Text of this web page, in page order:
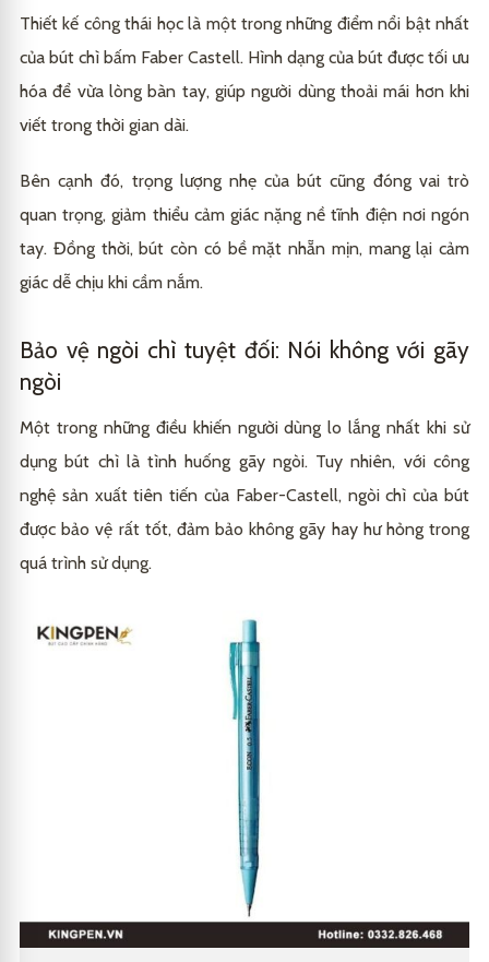
Thiết kế công thái học là một trong những điểm nổi bật nhất
của bút chì bấm Faber Castell. Hình dạng của bút được tối ưu
hóa để vừa lòng bàn tay, giúp người dùng thoải mái hơn khi
viết trong thời gian dài.
Bên cạnh đó, trọng lượng nhẹ của bút cũng đóng vai trò
quan trọng, giảm thiểu cảm giác nặng nề tĩnh điện nơi ngón
tay. Đồng thời, bút còn có bề mặt nhẵn mịn, mang lại cảm
giác dễ chịu khi cầm nắm.
Bảo vệ ngòi chì tuyệt đối: Nói không với gãy
ngòi
Một trong những điều khiến người dùng lo lắng nhất khi sử
dụng bút chì là tình huống gãy ngòi. Tuy nhiên, với công
nghệ sản xuất tiên tiến của Faber-Castell, ngòi chì của bút
được bảo vệ rất tốt, đảm bảo không gãy hay hư hỏng trong
quá trình sử dụng.